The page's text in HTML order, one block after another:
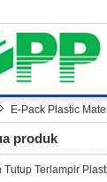
E-Pack Plastic
produk
Tutup Terlampir